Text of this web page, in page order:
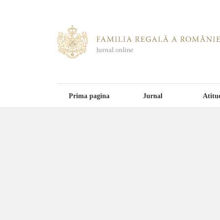
Prima pagina Jurnal